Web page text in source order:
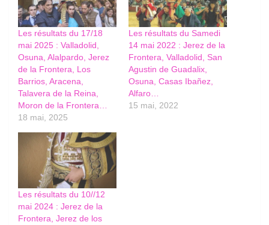
Les résultats du 17/18
mai 2025 : Valladolid,
Osuna, Alalpardo, Jerez
de la Frontera, Los
Barrios, Aracena,
Talavera de la Reina,
Moron de la Frontera…
18 mai, 2025
Les résultats du Samedi
14 mai 2022 : Jerez de la
Frontera, Valladolid, San
Agustin de Guadalix,
Osuna, Casas Ibañez,
Alfaro…
15 mai, 2022
Les résultats du 10//12
mai 2024 : Jerez de la
Frontera, Jerez de los